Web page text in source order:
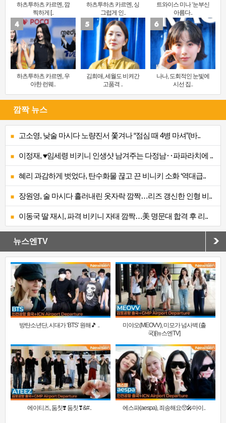
하츠투하츠 카르멘, 깜
찍하게 [..
하츠투하츠 카르멘, 싱
그럽게 인..
트와이스 미나 ‘눈부신
아름다..
하츠투하츠 카르멘, 우
아한 런웨..
김희애, 세월도 비켜간
고품격 ..
나나, 도회적인 눈빛에
시선 집..
깜짝 뉴스
고소영, 낮술 마시다 노량진서 쫓겨나 “점심 때 4병 마셔”(바..
이정재, ♥임세령 비키니 인생샷 남겨주는 다정남‥파파라치에 ..
혜리 과감하게 벗었다, 탄수화물 끊고 끈 비니키 소화 ‘역대급..
장원영, 술 마시다 흘러내린 옷자락 깜짝…리즈 갱신한 인형 비..
이동국 딸 재시, 파격 비키니 자태 깜짝…美 명문대 합격 후 리..
뉴스엔TV
방탄소년단, 시대가 ‘BTS’ 원해🎵 ..
미야오(MEOVV), 미모가 넘사벽 (출
국)[뉴스엔TV]
에이티즈, 둠칫❣️ 둠칫❣&#.. 에스파(aespa), 죄송해요🥺🎤마이..